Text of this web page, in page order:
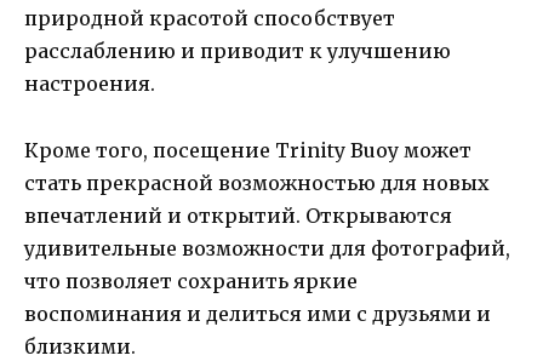
природной красотой способствует
расслаблению и приводит к улучшению
настроения.
Кроме того, посещение Trinity Buoy может
стать прекрасной возможностью для новых
впечатлений и открытий. Открываются
удивительные возможности для фотографий,
что позволяет сохранить яркие
воспоминания и делиться ими с друзьями и
близкими.